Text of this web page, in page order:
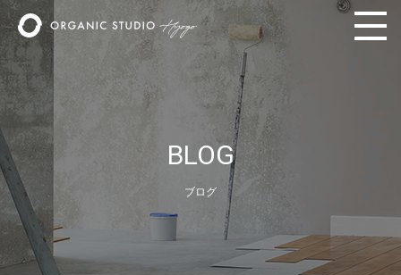
BLOG
ブログ